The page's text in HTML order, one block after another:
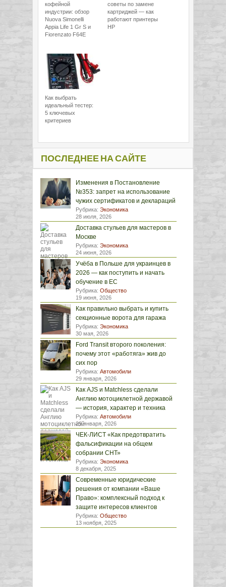
кофейной
индустрии: обзор
Nuova Simonelli
Appia Life 1 Gr S и
Fiorenzato F64E
советы по замене
картриджей — как
работают принтеры
HP
Как выбрать
идеальный тестер:
5 ключевых
критериев
ПОСЛЕДНЕЕ НА САЙТЕ
Изменения в Постановление
№353: запрет на использование
чужих сертификатов и деклараций
Рубрика: Экономика
28 июля, 2026
Доставка стульев для мастеров в
Москве
Рубрика: Экономика
24 июня, 2026
Учёба в Польше для украинцев в
2026 — как поступить и начать
обучение в ЕС
Рубрика: Общество
19 июня, 2026
Как правильно выбрать и купить
секционные ворота для гаража
Рубрика: Экономика
30 мая, 2026
Ford Transit второго поколения:
почему этот «работяга» жив до
сих пор
Рубрика: Автомобили
29 января, 2026
Как AJS и Matchless сделали
Англию мотоциклетной державой
— история, характер и техника
Рубрика: Автомобили
29 января, 2026
ЧЕК-ЛИСТ «Как предотвратить
фальсификации на общем
собрании СНТ»
Рубрика: Экономика
8 декабря, 2025
Современные юридические
решения от компании «Ваше
Право»: комплексный подход к
защите интересов клиентов
Рубрика: Общество
13 ноября, 2025